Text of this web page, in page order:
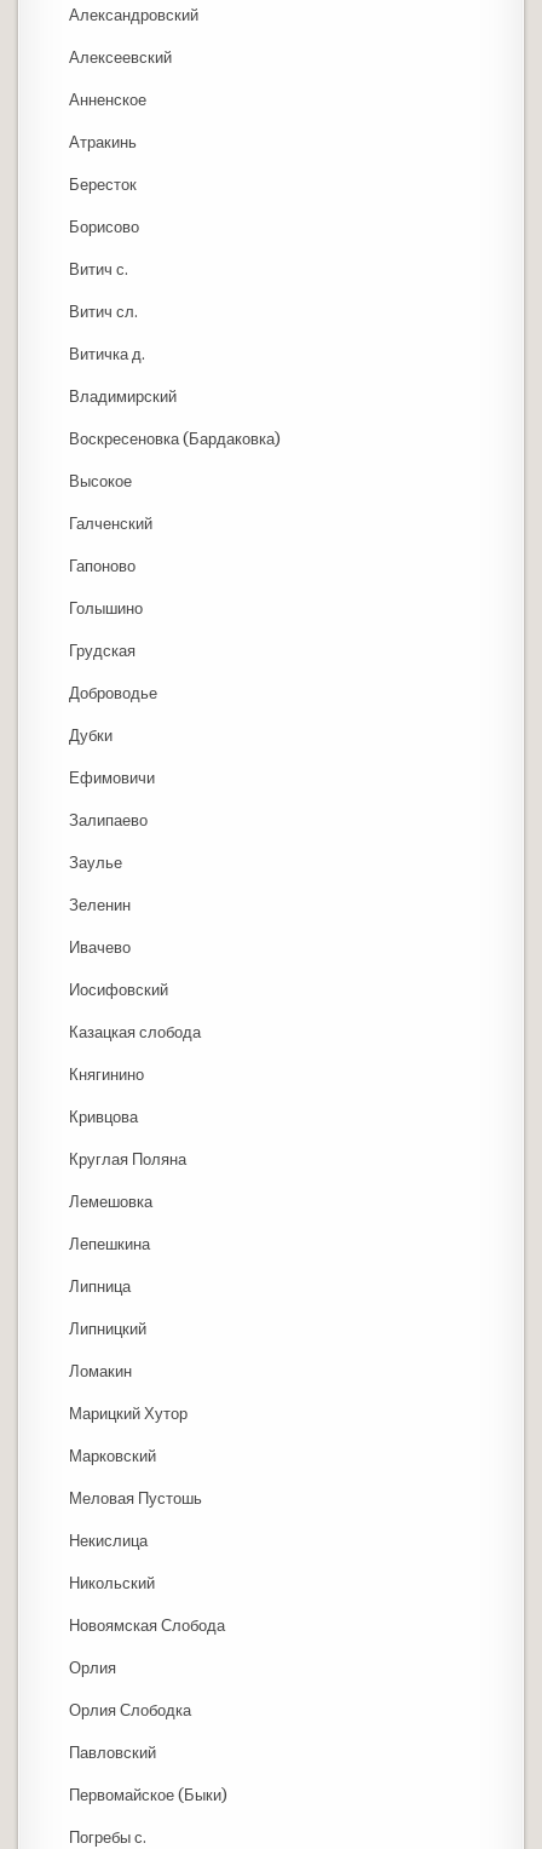
Александровский
Алексеевский
Анненское
Атракинь
Бересток
Борисово
Витич с.
Витич сл.
Витичка д.
Владимирский
Воскресеновка (Бардаковка)
Высокое
Галченский
Гапоново
Голышино
Грудская
Доброводье
Дубки
Ефимовичи
Залипаево
Заулье
Зеленин
Ивачево
Иосифовский
Казацкая слобода
Княгинино
Кривцова
Круглая Поляна
Лемешовка
Лепешкина
Липница
Липницкий
Ломакин
Марицкий Хутор
Марковский
Меловая Пустошь
Некислица
Никольский
Новоямская Слобода
Орлия
Орлия Слободка
Павловский
Первомайское (Быки)
Погребы с.